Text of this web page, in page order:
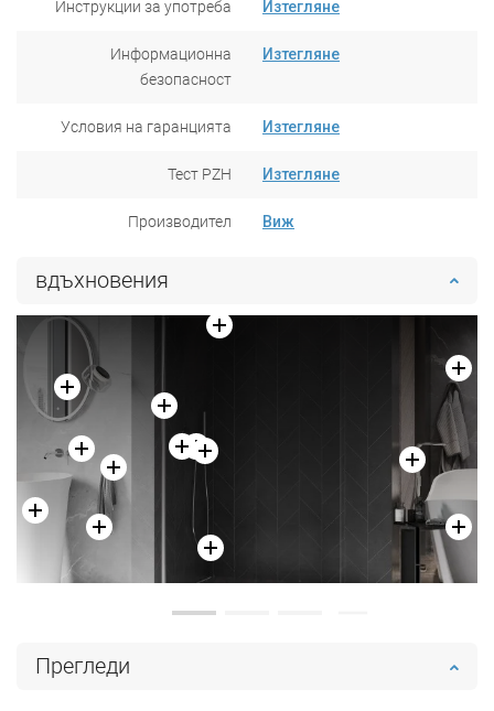
Инструкции за употреба Изтегляне
Информационна
безопасност
Изтегляне
Условия на гаранцията Изтегляне
Тест PZH Изтегляне
Производител Виж
вдъхновения
Прегледи